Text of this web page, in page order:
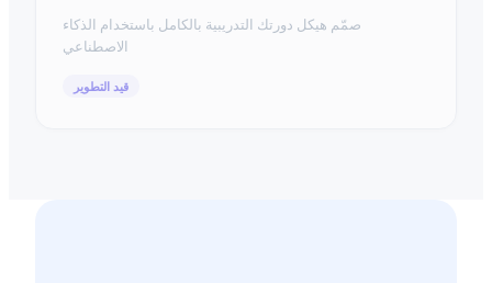
صمّم هيكل دورتك التدريبية بالكامل باستخدام الذكاء
الاصطناعي
قيد التطوير